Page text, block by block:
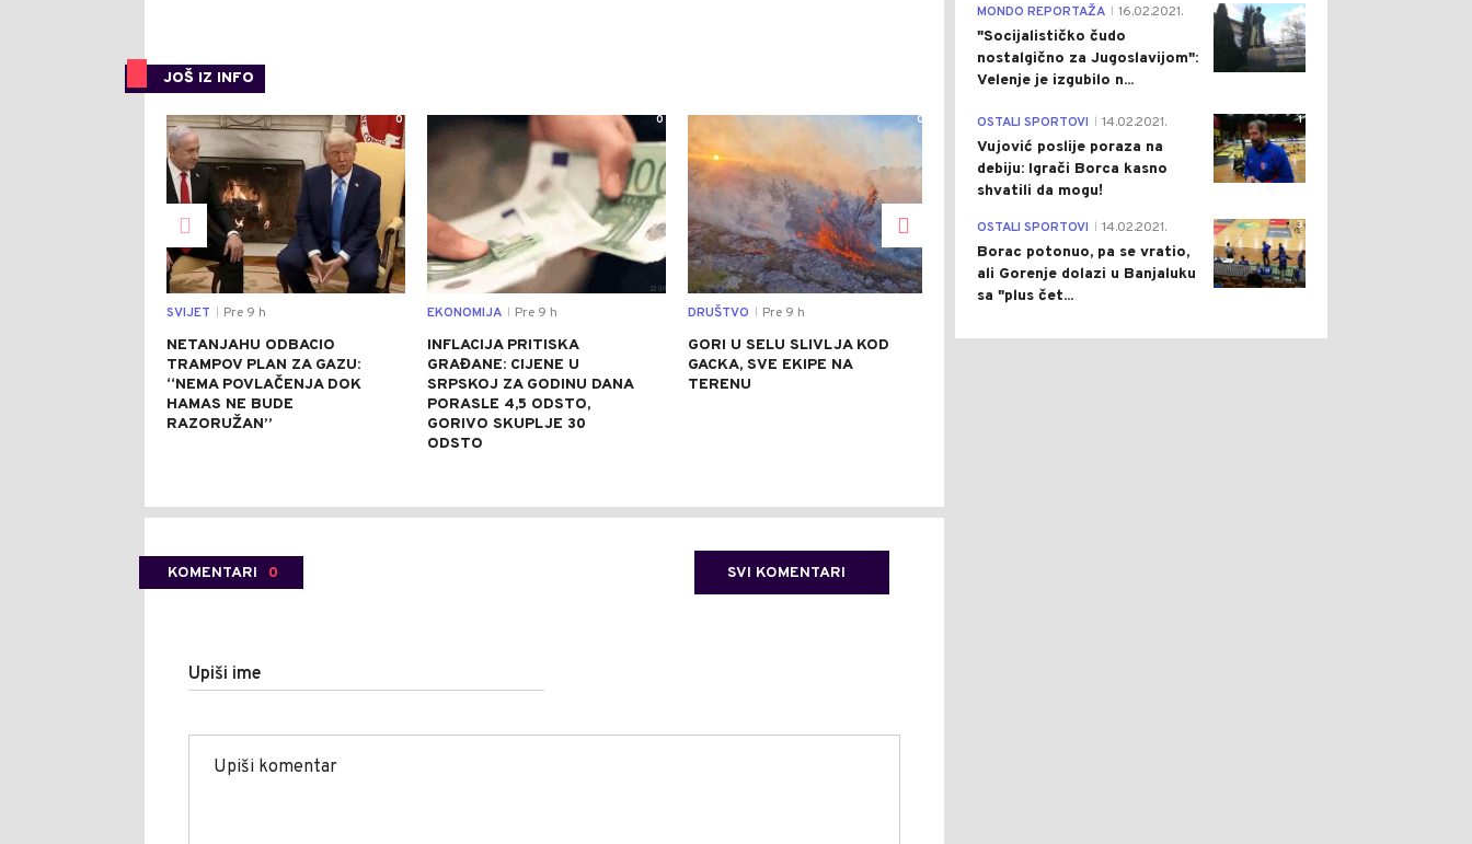
JOŠ IZ INFO
0
SVIJET Pre 9 h
NETANJAHU ODBACIO
TRAMPOV PLAN ZA GAZU:
“NEMA POVLAČENJA DOK
HAMAS NE BUDE
RAZORUŽAN”
0
EKONOMIJA Pre 9 h
INFLACIJA PRITISKA
GRAĐANE: CIJENE U
SRPSKOJ ZA GODINU DANA
PORASLE 4,5 ODSTO,
GORIVO SKUPLJE 30
ODSTO
0
DRUŠTVO Pre 9 h
GORI U SELU SLIVLJA KOD
GACKA, SVE EKIPE NA
TERENU
KOMENTARI 0 SVI KOMENTARI
Upiši ime
4
MONDO REPORTAŽA 16.02.2021.
"Socijalističko čudo
nostalgično za Jugoslavijom":
Velenje je izgubilo n...
1
OSTALI SPORTOVI 14.02.2021.
Vujović poslije poraza na
debiju: Igrači Borca kasno
shvatili da mogu!
3
OSTALI SPORTOVI 14.02.2021.
Borac potonuo, pa se vratio,
ali Gorenje dolazi u Banjaluku
sa "plus čet...